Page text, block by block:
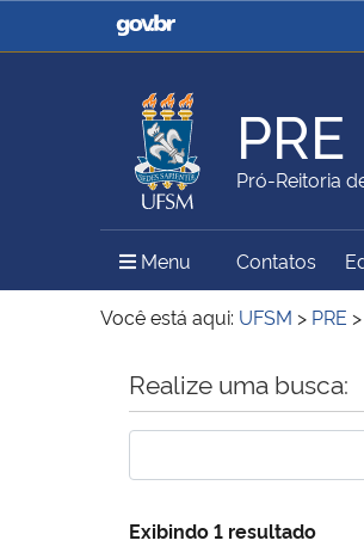
Casa Civil
Ministério da Agricultura,
Pecuária e Abastecimento
Ministério do Meio Ambiente
PRE
Pró-Reitoria
Menu Menu Principal
Contatos
Você está aqui: UFSM > PRE >
Início do conteúdo
Realize uma busca:
Exibindo 1 resultado